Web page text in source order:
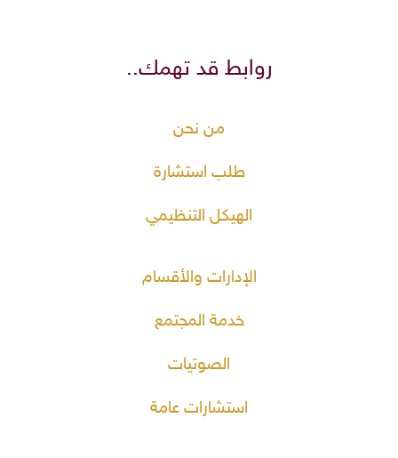
روابط قد تهمك..
من نحن
طلب استشارة
الهيكل التنظيمي
الإدارات والأقسام
خدمة المجتمع
الصوتيات
استشارات عامة